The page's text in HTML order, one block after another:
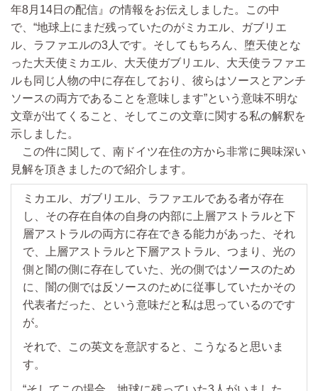
年8月14日の配信』の情報をお伝えしました。この中
で、“地球上にまだ残っていたのがミカエル、ガブリエ
ル、ラファエルの3人です。そしてもちろん、堕天使とな
った大天使ミカエル、大天使ガブリエル、大天使ラファエ
ルも同じ人物の中に存在しており、彼らはソースとアンチ
ソースの両方であることを意味します”という意味不明な
文章が出てくること、そしてこの文章に関する私の解釈を
示しました。
この件に関して、南ドイツ在住の方から非常に興味深い
見解を頂きましたので紹介します。
ミカエル、ガブリエル、ラファエルである者が存在
し、その存在自体の自身の内部に上層アストラルと下
層アストラルの両方に存在できる能力があった、それ
で、上層アストラルと下層アストラル、つまり、光の
側と闇の側に存在していた、光の側ではソースのため
に、闇の側では反ソースのために従事していたかその
代表者だった、という意味だと私は思っているのです
が。
それで、この英文を意訳すると、こうなると思いま
す。